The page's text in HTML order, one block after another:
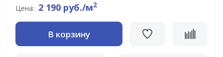
Цена: 2 190 руб./м2
В корзину